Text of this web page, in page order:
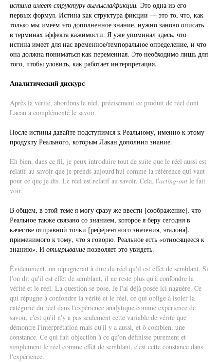
истина имеет структуру вымысла/фикции. Это одна из его
первых формул. Истина как структура фикции — это то, что, как
только мы имеем это дополненное знание, нужно заново описать
в терминах эффекта кажимости. Я уже упоминал здесь, что
истина имеет для нас временное/темпоральное определение, и что
она должна пониматься как переменная. Это необходимо лишь для
того, чтобы уловить, как работает интерпретация.
Аналитический дискурс
Après la vérité, abordons le réel, précisément ce produit de réel dont
Lacan a complémenté le savoir.
После истины давайте подступимся к Реальному, именно к этому
продукту Реального, которым Лакан дополнил знание.
Eh bien, dans ce fil, je peux introduire tout de suite que le réel aussi est
relatif au savoir que je prends aujourd'hui comme la référence qui vaut
pour ce que je dis. Le réel est relatif au savoir. Cela, l'acting-out le fait
voir.
В общем, в этой теме я могу сразу же ввести [соображение], что
Реальное также связано со знанием, которое я беру сегодня в
качестве отправной точки [референтного значения, эталона],
применимого к тому, что я говорю. Реальное есть «относящееся к
знанию». И отыгрывание позволяет это увидеть.
Évidemment, on répugnerait à dire du réel qu'il est effet de semblant. Si
l'on dit qu'il est effet de semblant, il ne reste plus qu'à confondre la
vérité et le réel. La question se pose. Je l'ai déjà posée ici naguère. Ce
qui répugne à confondre la vérité et le réel, ce qui oblige à isoler la
catégorie du réel dans l'expérience analytique comme expérience de
savoir, c'est qu'il n'y a pas seulement cette variable de vérité que
démontre l'interprétation mais qu'il y a aussi, et ô combien, une
constance. Ce qui fait objection à ce qu'on définisse purement et
simplement le réel comme effet de semblant, c'est cette constance dans
l'expérience.